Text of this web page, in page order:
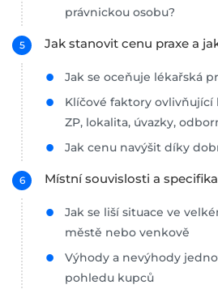
právnickou osobu?
Jak stanovit cenu praxe a
Jak se oceňuje lékařská
Klíčové faktory ovlivňující
ZP, lokalita, úvazky,
Jak cenu navýšit díky
Místní souvislosti a
Jak se liší situace ve
městě nebo venkově
Výhody a nevýhody
pohledu kupců